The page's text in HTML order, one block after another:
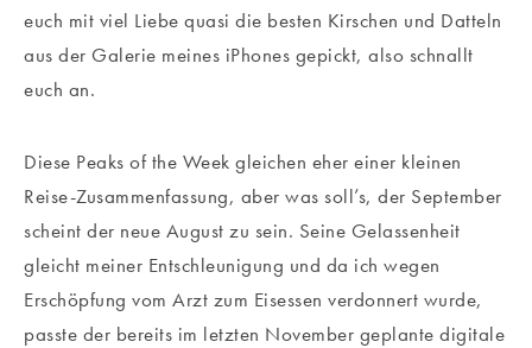
euch mit viel Liebe quasi die besten Kirschen und Datteln
aus der Galerie meines iPhones gepickt, also schnallt
euch an.
Diese Peaks of the Week gleichen eher einer kleinen
Reise-Zusammenfassung, aber was soll’s, der September
scheint der neue August zu sein. Seine Gelassenheit
gleicht meiner Entschleunigung und da ich wegen
Erschöpfung vom Arzt zum Eisessen verdonnert wurde,
passte der bereits im letzten November geplante digitale